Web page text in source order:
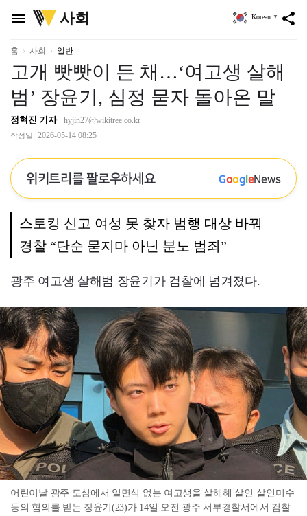
menu
위
키
리
사회 share
Korean ▼
홈 사회 일반
고개 빳빳이 든 채…‘여고생 살해
범’ 장윤기, 심정 묻자 돌아온 말
정혁진 기자 hyjin27@wikitree.co.kr
작성일 2026-05-14 08:25
위키트리를 팔로우하세요 GoogleNews
스토킹 신고 여성 못 찾자 범행 대상 바꿔
경찰 “단순 묻지마 아닌 분노 범죄”
광주 여고생 살해범 장윤기가 검찰에 넘겨졌다.
어린이날 광주 도심에서 일면식 없는 여고생을 살해해 살인·살인미수
등의 혐의를 받는 장윤기(23)가 14일 오전 광주 서부경찰서에서 검찰